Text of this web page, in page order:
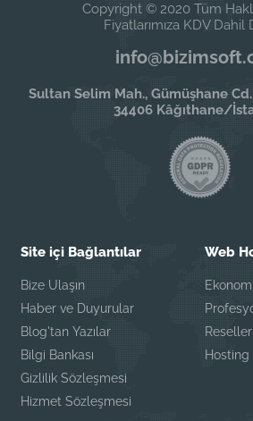
Copyright © 2020 Tüm
Fiyatlarımıza KDV Dahil
Sultan Selim Mah., Gümüşhane
34406 Kâğıthane/
Site içi Bağlantılar
Bize Ulaşın
Haber ve Duyurular
Blog'tan Yazılar
Bilgi Bankası
Gizlilik Sözleşmesi
Hizmet Sözleşmesi
Web
Hosting